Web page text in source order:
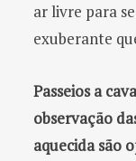
ar livre para
exuberante
Passeios a
observação
aquecida são